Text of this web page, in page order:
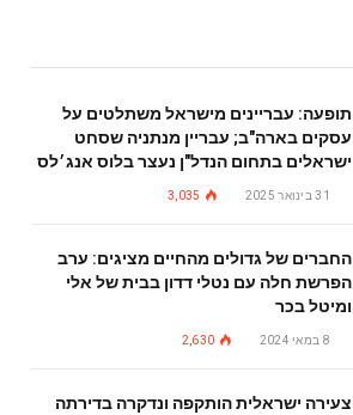
תופעה: עבריינים מישראל משתלטים על
עסקים בארה"ב; עבריין מנתניה שסחט
ישראלים בתחום הנדל"ן נעצר בלוס אנג׳לס
31 בינואר 2025 3,035
החברים של גדולים מהחיים מציגים: ערב
הפרשת חלה עם נטלי דדון בבית של אלי
ומיטל בכר
8 במאי 2024 2,630
צעירה ישראלית הותקפה ונדקרה בדירתה